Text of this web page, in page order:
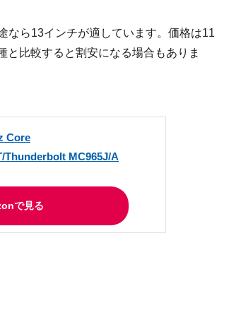
なら13インチが適しています。価格は11
比較すると割安になる場合もありま
Core
Thunderbolt MC965J/A
で見る